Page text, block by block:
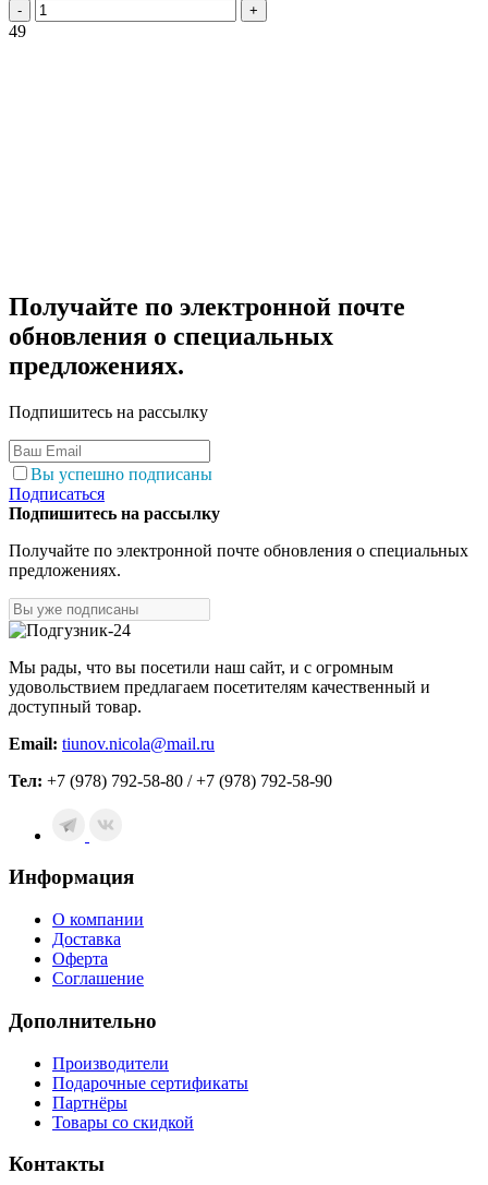
- +
49Р
Получайте по электронной почте
обновления о специальных
предложениях.
Подпишитесь на рассылку
Вы успешно подписаны
Подписаться
Подпишитесь на рассылку
Получайте по электронной почте обновления о специальных
предложениях.
Мы рады, что вы посетили наш сайт, и с огромным
удовольствием предлагаем посетителям качественный и
доступный товар.
Email: tiunov.nicola@mail.ru
Тел: +7 (978) 792-58-80 / +7 (978) 792-58-90
Информация
О компании
Доставка
Оферта
Соглашение
Дополнительно
Производители
Подарочные сертификаты
Партнёры
Товары со скидкой
Контакты